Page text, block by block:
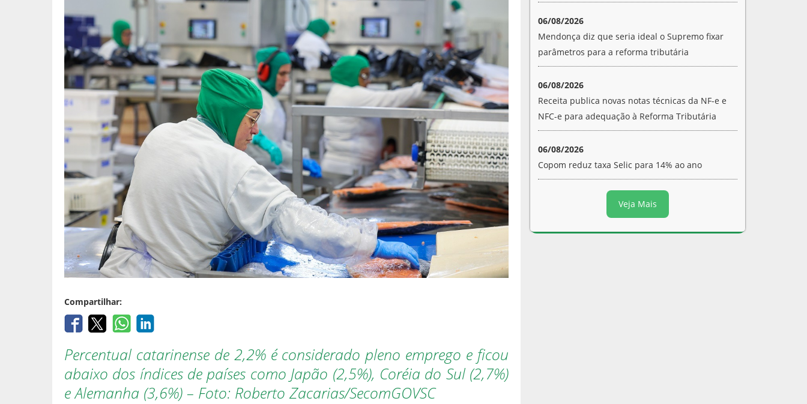
Compartilhar:
Percentual catarinense de 2,2% é considerado pleno emprego e ficou
abaixo dos índices de países como Japão (2,5%), Coréia do Sul (2,7%)
e Alemanha (3,6%) – Foto: Roberto Zacarias/SecomGOVSC
06/08/2026
Mendonça diz que seria ideal o Supremo fixar
parâmetros para a reforma tributária
06/08/2026
Receita publica novas notas técnicas da NF-e e
NFC-e para adequação à Reforma Tributária
06/08/2026
Copom reduz taxa Selic para 14% ao ano
Veja Mais